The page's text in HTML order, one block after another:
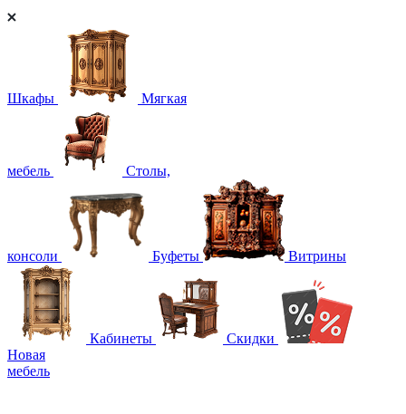
Шкафы Мягкая
мебель Столы,
консоли Буфеты Витрины
Кабинеты
Скидки
Новая
мебель